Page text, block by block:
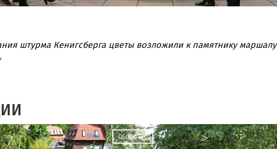
штурма Кенигсберга цветы возложили к памятнику маршалу
17:00 ОБЩЕСТВО